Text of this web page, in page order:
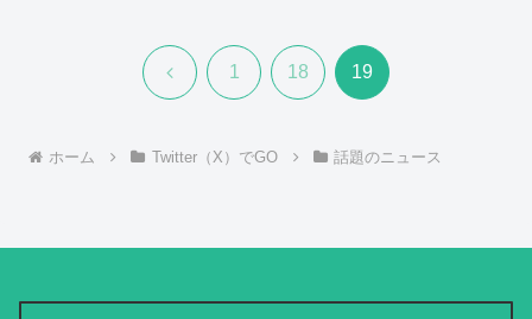
前 1 18 19
ホーム Twitter（X）でGO 話題のニュース